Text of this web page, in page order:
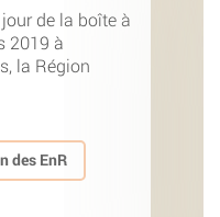
de la boîte à
2019 à
la Région
des EnR